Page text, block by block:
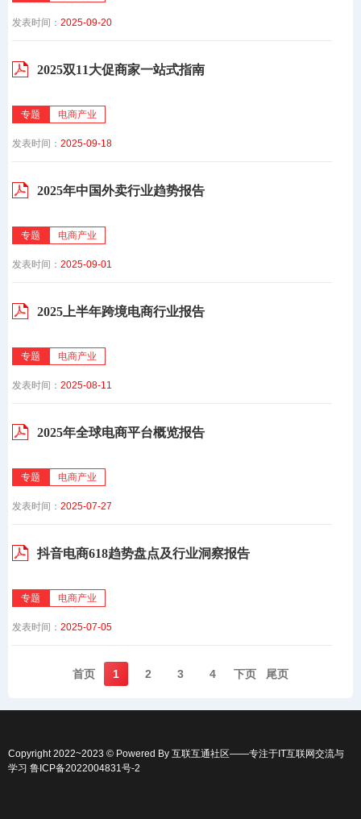
发表时间： 2025-09-20
2025双11大促商家一站式指南
专题 电商产业
发表时间： 2025-09-18
2025年中国外卖行业趋势报告
专题 电商产业
发表时间： 2025-09-01
2025上半年跨境电商行业报告
专题 电商产业
发表时间： 2025-08-11
2025年全球电商平台概览报告
专题 电商产业
发表时间： 2025-07-27
抖音电商618趋势盘点及行业洞察报告
专题 电商产业
发表时间： 2025-07-05
首页️ 1 2 3 4 下页️ 尾页️
Copyright 2022~2023 © Powered By 互联互通社区——专注于IT互联网交流与
学习 鲁ICP备2022004831号-2